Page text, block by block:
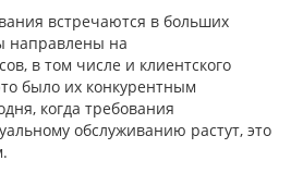
встречаются в больших
направлены на
в том числе и клиентского
было их конкурентным
когда требования
обслуживанию растут, это